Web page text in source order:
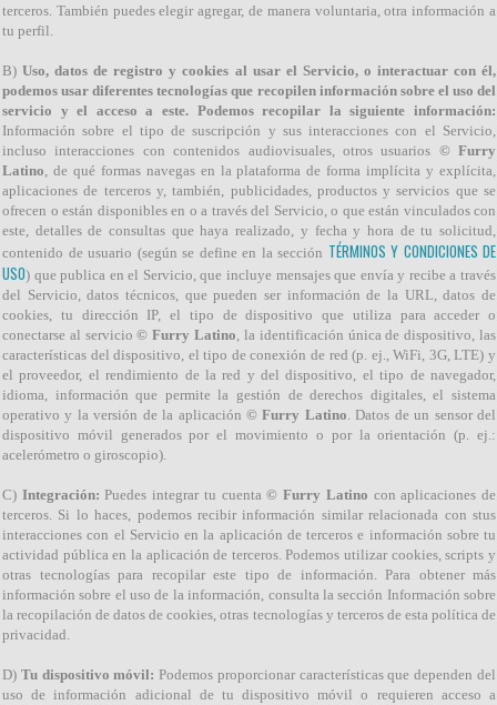
terceros. También puedes elegir agregar, de manera voluntaria, otra información a
tu perfil.
B)Uso, datos de registro y cookies al usar el Servicio, o interactuar con él,
podemos usar diferentes tecnologías que recopilen información sobre el uso del
servicio y el acceso a este. Podemos recopilar la siguiente información:
Información sobre el tipo de suscripción y sus interacciones con el Servicio,
incluso interacciones con contenidos audiovisuales, otros usuarios © Furry
Latino, de qué formas navegas en la plataforma de forma implícita y explícita,
aplicaciones de terceros y, también, publicidades, productos y servicios que se
ofrecen o están disponibles en o a través del Servicio, o que están vinculados con
este, detalles de consultas que haya realizado, y fecha y hora de tu solicitud,
contenido de usuario (según se define en la sección TÉRMINOS Y CONDICIONES DE
USO) que publica en el Servicio, que incluye mensajes que envía y recibe a través
del Servicio, datos técnicos, que pueden ser información de la URL, datos de
cookies, tu dirección IP, el tipo de dispositivo que utiliza para acceder o
conectarse al servicio© Furry Latino, la identificación única de dispositivo, las
características del dispositivo, el tipo de conexión de red (p. ej., WiFi, 3G, LTE) y
el proveedor, el rendimiento de la red y del dispositivo, el tipo de navegador,
idioma, información que permite la gestión de derechos digitales, el sistema
operativo y la versión de la aplicación © Furry Latino. Datos de un sensor del
dispositivo móvil generados por el movimiento o por la orientación (p. ej.:
acelerómetro o giroscopio).
C) Integración: Puedes integrar tu cuenta© Furry Latino con aplicaciones de
terceros. Si lo haces, podemos recibir información similar relacionada con stus
interacciones con el Servicio en la aplicación de terceros e información sobre tu
actividad pública en la aplicación de terceros. Podemos utilizar cookies, scripts y
otras tecnologías para recopilar este tipo de información. Para obtener más
información sobre el uso de la información, consulta la sección Información sobre
la recopilación de datos de cookies, otras tecnologías y terceros de esta política de
privacidad.
D) Tu dispositivo móvil: Podemos proporcionar características que dependen del
uso de información adicional de tu dispositivo móvil o requieren acceso a